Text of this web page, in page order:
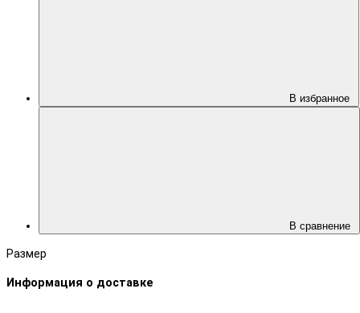
В избранное
В сравнение
Размер
Информация о доставке